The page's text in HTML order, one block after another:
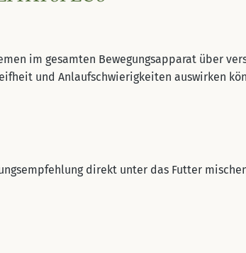
im gesamten Bewegungsapparat über
und Anlaufschwierigkeiten auswirken
direkt unter das Futter